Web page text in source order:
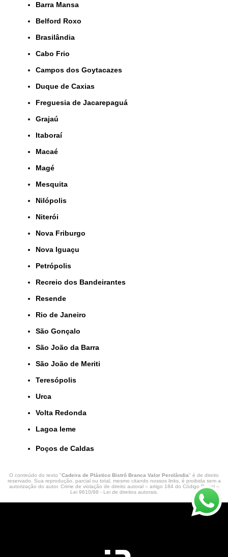
Barra Mansa
Belford Roxo
Brasilândia
Cabo Frio
Campos dos Goytacazes
Duque de Caxias
Freguesia de Jacarepaguá
Grajaú
Itaboraí
Macaé
Magé
Mesquita
Nilópolis
Niterói
Nova Friburgo
Nova Iguaçu
Petrópolis
Recreio dos Bandeirantes
Resende
Rio de Janeiro
São Gonçalo
São João da Barra
São João de Meriti
Teresópolis
Urca
Volta Redonda
lagoa leme
Poços de Caldas
O conteúdo do texto "Cadeira de Plástico Bistrô Branca Valor Perolândia" é de direito
reservado. Sua reprodução, parcial ou total, mesmo citando nossos links, é proibida sem a
autorização do autor. Crime de violação de direito autoral – artigo 184 do Código Penal –
Lei 9610/98 - Lei de direitos autorais.